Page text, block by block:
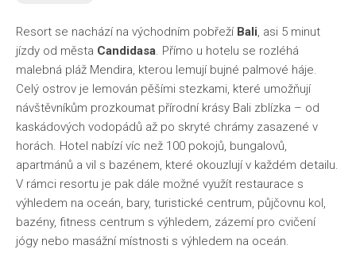
Resort se nachází na východním pobřeží Bali, asi 5 minut
jízdy od města Candidasa. Přímo u hotelu se rozléhá
malebná pláž Mendira, kterou lemují bujné palmové háje.
Celý ostrov je lemován pěšími stezkami, které umožňují
návštěvníkům prozkoumat přírodní krásy Bali zblízka – od
kaskádových vodopádů až po skryté chrámy zasazené v
horách. Hotel nabízí víc než 100 pokojů, bungalovů,
apartmánů a vil s bazénem, ​​které okouzlují v každém detailu.
V rámci resortu je pak dále možné využít restaurace s
výhledem na oceán, bary, turistické centrum, půjčovnu kol,
bazény, fitness centrum s výhledem, zázemí pro cvičení
jógy nebo masážní místnosti s výhledem na oceán.